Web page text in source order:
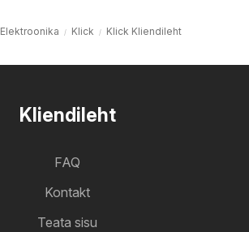
Elektroonika Klick Klick Kliendileht
Kliendileht
FAQ
Kontakt
Teata sisu